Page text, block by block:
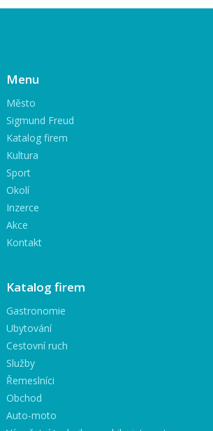
Menu
Město
Sigmund Freud
Katalog firem
Kultura
Sport
Okolí
Inzerce
Akce
Kontakt
Katalog firem
Gastronomie
Ubytování
Cestovní ruch
Služby
Řemeslníci
Obchod
Auto-moto